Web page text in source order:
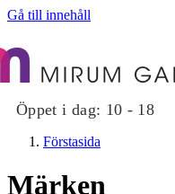
Gå till innehåll
Öppet i dag: 10 - 18
Förstasida
Märken